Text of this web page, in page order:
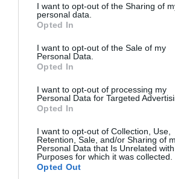
not limited to your visit or usage
grant or deny consent to Google and its
use your data for below specified
consent section.
I want to opt-out of the Sharing of
personal data.
Opted In
I want to opt-out of the Sale of my
Personal Data.
Opted In
I want to opt-out of processing my
Personal Data for Targeted
Opted In
I want to opt-out of Collection, Use,
Retention, Sale, and/or Sharing of
Personal Data that Is Unrelated
Purposes for which it was collected.
Opted Out
09.08.2026 | 17:02
Η κυβέρνηση έτοιμη να
στα ΗΑΕ για να αντιμετωπίσουν